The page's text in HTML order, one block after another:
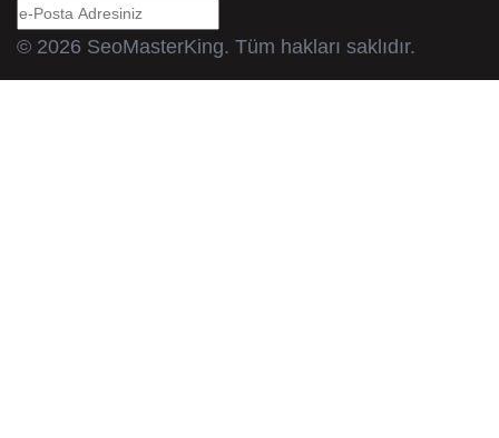
© 2026 SeoMasterKing. Tüm hakları saklıdır.